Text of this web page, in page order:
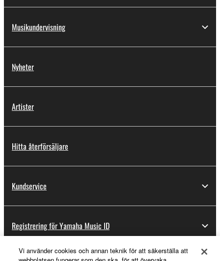
Musikundervisning
Nyheter
Artister
Hitta återförsäljare
Kundservice
Registrering för Yamaha Music ID
Vi använder cookies och annan teknik för att säkerställa att